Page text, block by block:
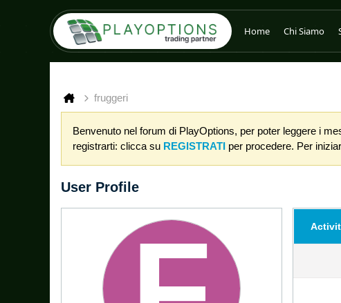
Home Chi Siamo
fruggeri
Benvenuto nel forum di PlayOptions, per poter leggere i
registrarti: clicca su REGISTRATI per procedere. Per
User Profile